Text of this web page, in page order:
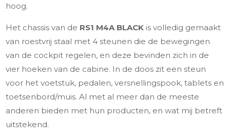
hoog.
Het chassis van de RS1 M4A BLACK is volledig gemaakt
van roestvrij staal met 4 steunen die de bewegingen
van de cockpit regelen, en deze bevinden zich in de
vier hoeken van de cabine. In de doos zit een steun
voor het voetstuk, pedalen, versnellingspook, tablets en
toetsenbord/muis. Al met al meer dan de meeste
anderen bieden met hun producten, en wat mij betreft
uitstekend.